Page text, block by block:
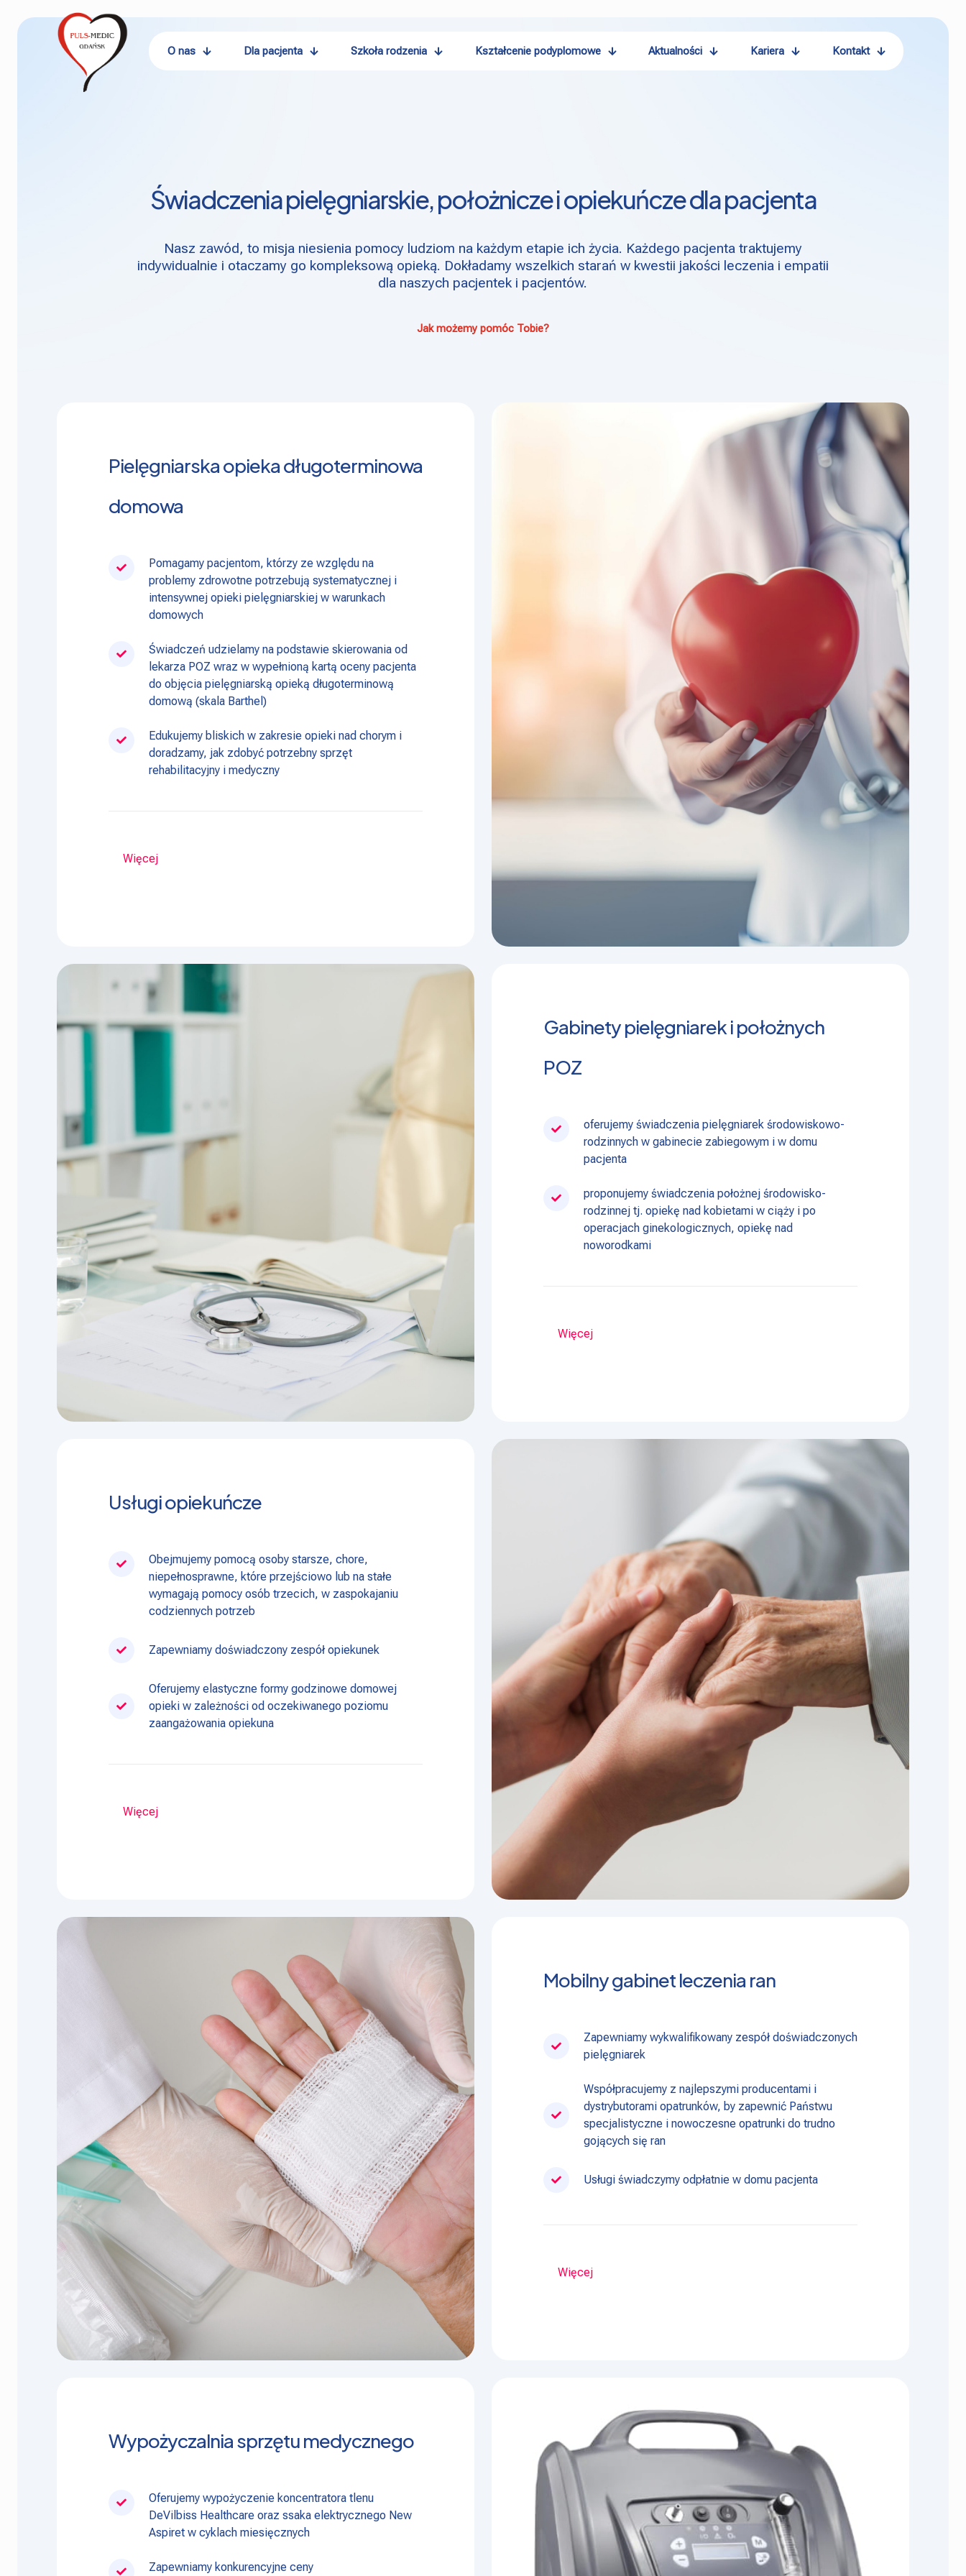
O nas Dla pacjenta Szkoła rodzenia Kształcenie podyplomowe Aktualności Kariera Kontakt
Świadczenia pielęgniarskie, położnicze i opiekuńcze dla pacjenta
Nasz zawód, to misja niesienia pomocy ludziom na każdym etapie ich życia. Każdego pacjenta traktujemy
indywidualnie i otaczamy go kompleksową opieką. Dokładamy wszelkich starań w kwestii jakości leczenia i empatii
dla naszych pacjentek i pacjentów.
Jak możemy pomóc Tobie?
Pielęgniarska opieka długoterminowa
domowa
Pomagamy pacjentom, którzy ze względu na
problemy zdrowotne potrzebują systematycznej i
intensywnej opieki pielęgniarskiej w warunkach
domowych
Świadczeń udzielamy na podstawie skierowania od
lekarza POZ wraz w wypełnioną kartą oceny pacjenta
do objęcia pielęgniarską opieką długoterminową
domową (skala Barthel)
Edukujemy bliskich w zakresie opieki nad chorym i
doradzamy, jak zdobyć potrzebny sprzęt
rehabilitacyjny i medyczny
Więcej
Gabinety pielęgniarek i położnych
POZ
oferujemy świadczenia pielęgniarek środowiskowo-
rodzinnych w gabinecie zabiegowym i w domu
pacjenta
proponujemy świadczenia położnej środowisko-
rodzinnej tj. opiekę nad kobietami w ciąży i po
operacjach ginekologicznych, opiekę nad
noworodkami
Więcej
Usługi opiekuńcze
Obejmujemy pomocą osoby starsze, chore,
niepełnosprawne, które przejściowo lub na stałe
wymagają pomocy osób trzecich, w zaspokajaniu
codziennych potrzeb
Zapewniamy doświadczony zespół opiekunek
Oferujemy elastyczne formy godzinowe domowej
opieki w zależności od oczekiwanego poziomu
zaangażowania opiekuna
Więcej
Mobilny gabinet leczenia ran
Zapewniamy wykwalifikowany zespół doświadczonych
pielęgniarek
Współpracujemy z najlepszymi producentami i
dystrybutorami opatrunków, by zapewnić Państwu
specjalistyczne i nowoczesne opatrunki do trudno
gojących się ran
Usługi świadczymy odpłatnie w domu pacjenta
Więcej
Wypożyczalnia sprzętu medycznego
Oferujemy wypożyczenie koncentratora tlenu
DeVilbiss Healthcare oraz ssaka elektrycznego New
Aspiret w cyklach miesięcznych
Zapewniamy konkurencyjne ceny